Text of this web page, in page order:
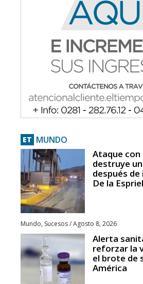
ET MUNDO
Ataque con
destruye
después
De la
Mundo, Sucesos/Agosto 8, 2026
Alerta
reforzar la
el brote de
América